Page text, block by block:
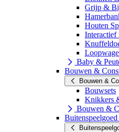
Grijp &
Houten
Interactief
Baby &
Bouwen &
Bouwen &
Bouwsets
Knikkers
Bouwen &